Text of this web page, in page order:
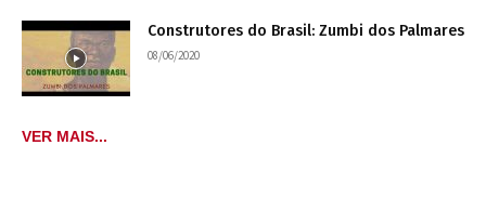
Construtores do Brasil: Zumbi dos Palmares
08/06/2020
VER MAIS...